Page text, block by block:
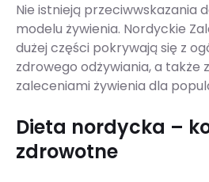
Nie istnieją przeciwwskazania
modelu żywienia. Nordyckie
dużej części pokrywają się z
zdrowego odżywiania, a także
zaleceniami żywienia dla
Dieta nordycka –
zdrowotne